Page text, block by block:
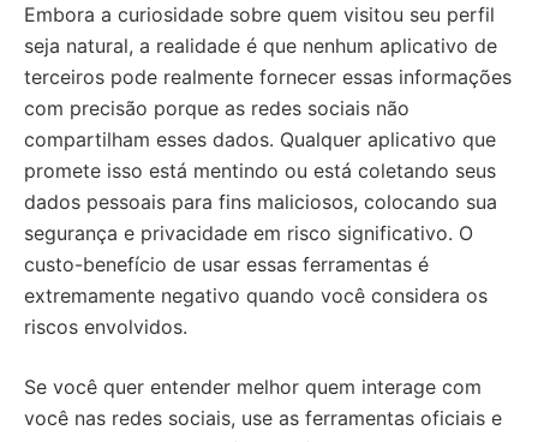
Embora a curiosidade sobre quem visitou seu perfil
seja natural, a realidade é que nenhum aplicativo de
terceiros pode realmente fornecer essas informações
com precisão porque as redes sociais não
compartilham esses dados. Qualquer aplicativo que
promete isso está mentindo ou está coletando seus
dados pessoais para fins maliciosos, colocando sua
segurança e privacidade em risco significativo. O
custo-benefício de usar essas ferramentas é
extremamente negativo quando você considera os
riscos envolvidos.
Se você quer entender melhor quem interage com
você nas redes sociais, use as ferramentas oficiais e